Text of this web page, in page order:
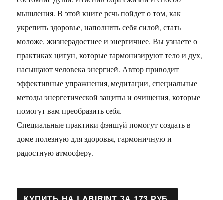
мышления. В этой книге речь пойдет о том, как
укрепить здоровье, наполнить себя силой, стать
моложе, жизнерадостнее и энергичнее. Вы узнаете о
практиках цигун, которые гармонизируют тело и дух,
насыщают человека энергией. Автор приводит
эффективные упражнения, медитации, специальные
методы энергетической защиты и очищения, которые
помогут вам преобразить себя.
Специальные практики фэншуй помогут создать в
доме полезную для здоровья, гармоничную и
радостную атмосферу.